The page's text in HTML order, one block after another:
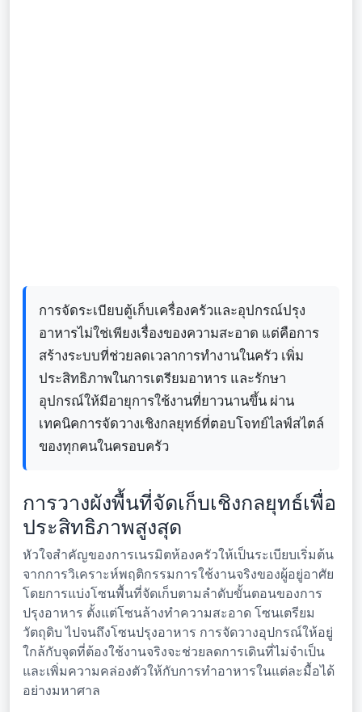
การจัดระเบียบตู้เก็บเครื่องครัวและอุปกรณ์ปรุง
อาหารไม่ใช่เพียงเรื่องของความสะอาด แต่คือการ
สร้างระบบที่ช่วยลดเวลาการทำงานในครัว เพิ่ม
ประสิทธิภาพในการเตรียมอาหาร และรักษา
อุปกรณ์ให้มีอายุการใช้งานที่ยาวนานขึ้น ผ่าน
เทคนิคการจัดวางเชิงกลยุทธ์ที่ตอบโจทย์ไลฟ์สไตล์
ของทุกคนในครอบครัว
การวางผังพื้นที่จัดเก็บเชิงกลยุทธ์เพื่อ
ประสิทธิภาพสูงสุด
หัวใจสำคัญของการเนรมิตห้องครัวให้เป็นระเบียบเริ่มต้น
จากการวิเคราะห์พฤติกรรมการใช้งานจริงของผู้อยู่อาศัย
โดยการแบ่งโซนพื้นที่จัดเก็บตามลำดับขั้นตอนของการ
ปรุงอาหาร ตั้งแต่โซนล้างทำความสะอาด โซนเตรียม
วัตถุดิบ ไปจนถึงโซนปรุงอาหาร การจัดวางอุปกรณ์ให้อยู่
ใกล้กับจุดที่ต้องใช้งานจริงจะช่วยลดการเดินที่ไม่จำเป็น
และเพิ่มความคล่องตัวให้กับการทำอาหารในแต่ละมื้อได้
อย่างมหาศาล